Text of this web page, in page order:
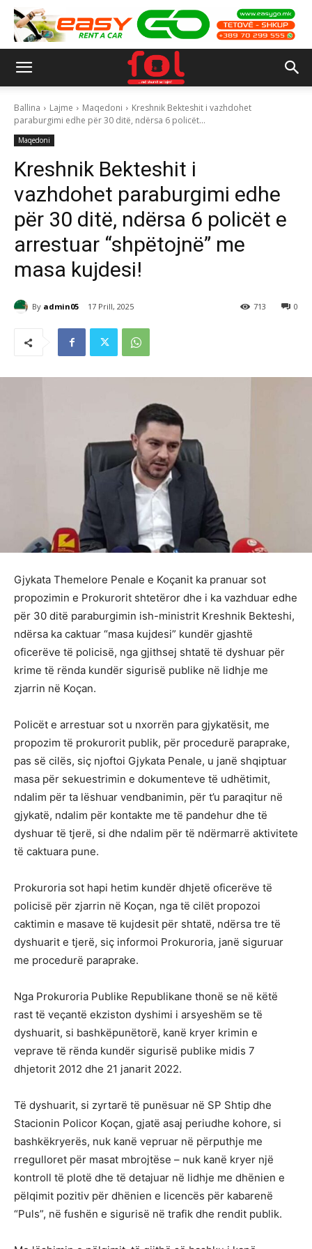
Ballina Lajme Maqedoni
Kreshnik Bekteshit i vazhdohet
paraburgimi edhe për 30 ditë, ndërsa 6 policët...
Maqedoni
Kreshnik Bekteshit i
vazhdohet paraburgimi edhe
për 30 ditë, ndërsa 6 policët e
arrestuar “shpëtojnë” me
masa kujdesi!
By admin05 17 Prill, 2025 0
713
Gjykata Themelore Penale e Koçanit ka pranuar sot
propozimin e Prokurorit shtetëror dhe i ka vazhduar edhe
për 30 ditë paraburgimin ish-ministrit Kreshnik Bekteshi,
ndërsa ka caktuar “masa kujdesi” kundër gjashtë
oficerëve të policisë, nga gjithsej shtatë të dyshuar për
krime të rënda kundër sigurisë publike në lidhje me
zjarrin në Koçan.
Policët e arrestuar sot u nxorrën para gjykatësit, me
propozim të prokurorit publik, për procedurë paraprake,
pas së cilës, siç njoftoi Gjykata Penale, u janë shqiptuar
masa për sekuestrimin e dokumenteve të udhëtimit,
ndalim për ta lëshuar vendbanimin, për t’u paraqitur në
gjykatë, ndalim për kontakte me të pandehur dhe të
dyshuar të tjerë, si dhe ndalim për të ndërmarrë aktivitete
të caktuara pune.
Prokuroria sot hapi hetim kundër dhjetë oficerëve të
policisë për zjarrin në Koçan, nga të cilët propozoi
caktimin e masave të kujdesit për shtatë, ndërsa tre të
dyshuarit e tjerë, siç informoi Prokuroria, janë siguruar
me procedurë paraprake.
Nga Prokuroria Publike Republikane thonë se në këtë
rast të veçantë ekziston dyshimi i arsyeshëm se të
dyshuarit, si bashkëpunëtorë, kanë kryer krimin e
veprave të rënda kundër sigurisë publike midis 7
dhjetorit 2012 dhe 21 janarit 2022.
Të dyshuarit, si zyrtarë të punësuar në SP Shtip dhe
Stacionin Policor Koçan, gjatë asaj periudhe kohore, si
bashkëkryerës, nuk kanë vepruar në përputhje me
rregulloret për masat mbrojtëse – nuk kanë kryer një
kontroll të plotë dhe të detajuar në lidhje me dhënien e
pëlqimit pozitiv për dhënien e licencës për kabarenë
“Puls”, në fushën e sigurisë në trafik dhe rendit publik.